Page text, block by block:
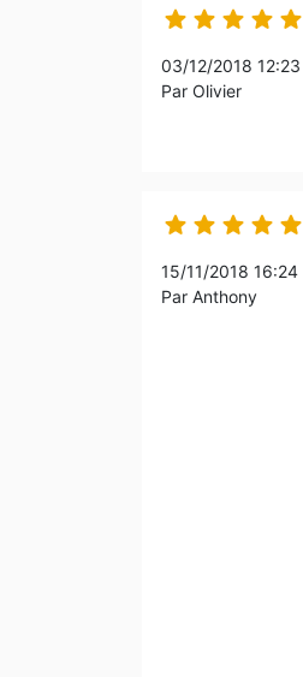
    
03/12/2018 12:23
Par Olivier
    
15/11/2018 16:24
Par Anthony